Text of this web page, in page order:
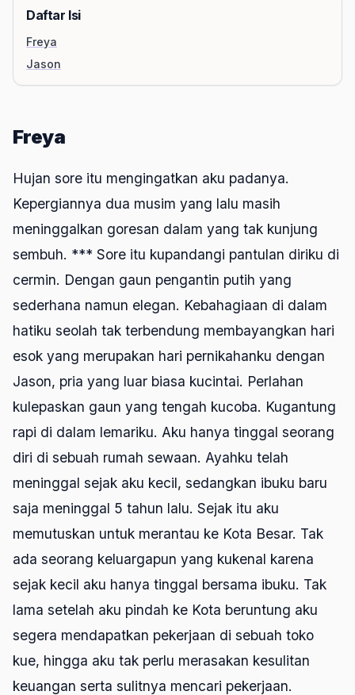
Daftar Isi
Freya
Jason
Freya
Hujan sore itu mengingatkan aku padanya.
Kepergiannya dua musim yang lalu masih
meninggalkan goresan dalam yang tak kunjung
sembuh. *** Sore itu kupandangi pantulan diriku di
cermin. Dengan gaun pengantin putih yang
sederhana namun elegan. Kebahagiaan di dalam
hatiku seolah tak terbendung membayangkan hari
esok yang merupakan hari pernikahanku dengan
Jason, pria yang luar biasa kucintai. Perlahan
kulepaskan gaun yang tengah kucoba. Kugantung
rapi di dalam lemariku. Aku hanya tinggal seorang
diri di sebuah rumah sewaan. Ayahku telah
meninggal sejak aku kecil, sedangkan ibuku baru
saja meninggal 5 tahun lalu. Sejak itu aku
memutuskan untuk merantau ke Kota Besar. Tak
ada seorang keluargapun yang kukenal karena
sejak kecil aku hanya tinggal bersama ibuku. Tak
lama setelah aku pindah ke Kota beruntung aku
segera mendapatkan pekerjaan di sebuah toko
kue, hingga aku tak perlu merasakan kesulitan
keuangan serta sulitnya mencari pekerjaan.